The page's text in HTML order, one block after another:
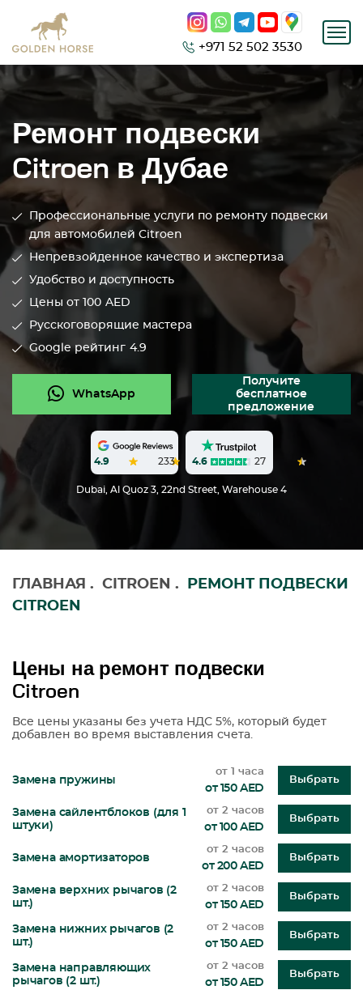
+971 52 502 3530
Ремонт подвески
Citroen в Дубае
Профессиональные услуги по ремонту подвески
для автомобилей Citroen
Непревзойденное качество и экспертиза
Удобство и доступность
Цены от 100 AED
Русскоговорящие мастера
Google рейтинг 4.9
WhatsApp
Получите
бесплатное
предложение
4.9 233 4.6 27
Dubai, Al Quoz 3, 22nd Street, Warehouse 4
ГЛАВНАЯ . CITROEN .
РЕМОНТ ПОДВЕСКИ
CITROEN
Цены на ремонт подвески
Citroen
Все цены указаны без учета НДС 5%, который будет
добавлен во время выставления счета.
Замена пружины
от 1 часа
от 150 AED
Выбрать
Замена сайлентблоков (для 1
штуки)
от 2 часов
от 100 AED
Выбрать
Замена амортизаторов
от 2 часов
от 200 AED
Выбрать
Замена верхних рычагов (2
шт.)
от 2 часов
от 150 AED
Выбрать
Замена нижних рычагов (2
шт.)
от 2 часов
от 150 AED
Выбрать
Замена направляющих
рычагов (2 шт.)
от 2 часов
от 150 AED
Выбрать